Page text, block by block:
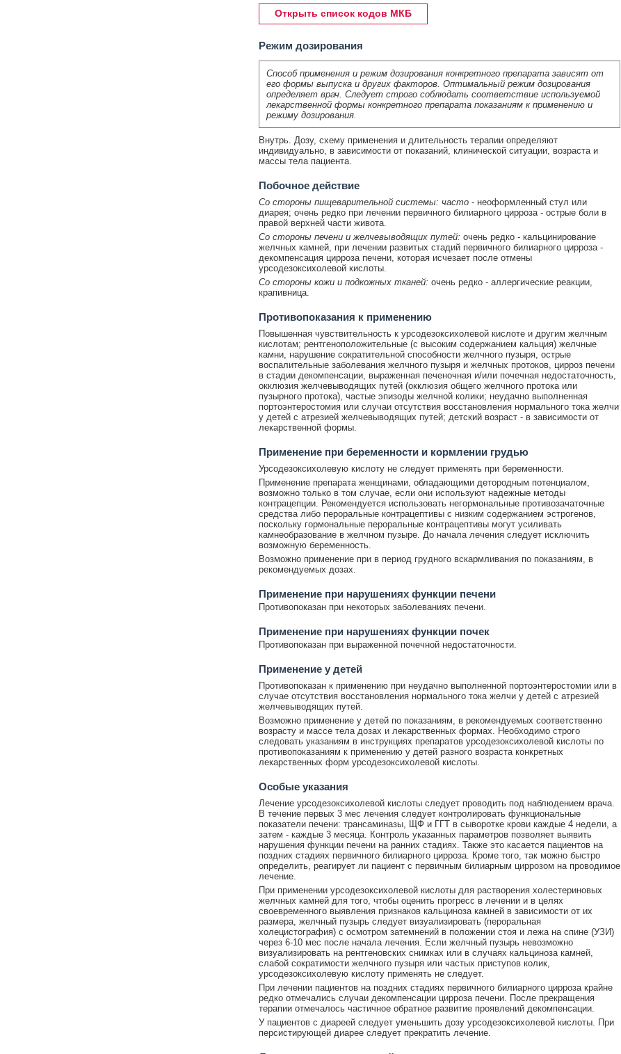
Открыть список кодов МКБ
Режим дозирования
Способ применения и режим дозирования конкретного препарата зависят от
его формы выпуска и других факторов. Оптимальный режим дозирования
определяет врач. Следует строго соблюдать соответствие используемой
лекарственной формы конкретного препарата показаниям к применению и
режиму дозирования.
Внутрь. Дозу, схему применения и длительность терапии определяют
индивидуально, в зависимости от показаний, клинической ситуации, возраста и
массы тела пациента.
Побочное действие
Со стороны пищеварительной системы: часто - неоформленный стул или
диарея; очень редко при лечении первичного билиарного цирроза - острые боли в
правой верхней части живота.
Со стороны печени и желчевыводящих путей: очень редко - кальцинирование
желчных камней, при лечении развитых стадий первичного билиарного цирроза -
декомпенсация цирроза печени, которая исчезает после отмены
урсодезоксихолевой кислоты.
Со стороны кожи и подкожных тканей: очень редко - аллергические реакции,
крапивница.
Противопоказания к применению
Повышенная чувствительность к урсодезоксихолевой кислоте и другим желчным
кислотам; рентгеноположительные (с высоким содержанием кальция) желчные
камни, нарушение сократительной способности желчного пузыря, острые
воспалительные заболевания желчного пузыря и желчных протоков, цирроз печени
в стадии декомпенсации, выраженная печеночная и/или почечная недостаточность,
окклюзия желчевыводящих путей (окклюзия общего желчного протока или
пузырного протока), частые эпизоды желчной колики; неудачно выполненная
портоэнтеростомия или случаи отсутствия восстановления нормального тока желчи
у детей с атрезией желчевыводящих путей; детский возраст - в зависимости от
лекарственной формы.
Применение при беременности и кормлении грудью
Урсодезоксихолевую кислоту не следует применять при беременности.
Применение препарата женщинами, обладающими детородным потенциалом,
возможно только в том случае, если они используют надежные методы
контрацепции. Рекомендуется использовать негормональные противозачаточные
средства либо пероральные контрацептивы с низким содержанием эстрогенов,
поскольку гормональные пероральные контрацептивы могут усиливать
камнеобразование в желчном пузыре. До начала лечения следует исключить
возможную беременность.
Возможно применение при в период грудного вскармливания по показаниям, в
рекомендуемых дозах.
Применение при нарушениях функции печени
Противопоказан при некоторых заболеваниях печени.
Применение при нарушениях функции почек
Противопоказан при выраженной почечной недостаточности.
Применение у детей
Противопоказан к применению при неудачно выполненной портоэнтеростомии или в
случае отсутствия восстановления нормального тока желчи у детей с атрезией
желчевыводящих путей.
Возможно применение у детей по показаниям, в рекомендуемых соответственно
возрасту и массе тела дозах и лекарственных формах. Необходимо строго
следовать указаниям в инструкциях препаратов урсодезоксихолевой кислоты по
противопоказаниям к применению у детей разного возраста конкретных
лекарственных форм урсодезоксихолевой кислоты.
Особые указания
Лечение урсодезоксихолевой кислоты следует проводить под наблюдением врача.
В течение первых 3 мес лечения следует контролировать функциональные
показатели печени: трансаминазы, ЩФ и ГГТ в сыворотке крови каждые 4 недели, а
затем - каждые 3 месяца. Контроль указанных параметров позволяет выявить
нарушения функции печени на ранних стадиях. Также это касается пациентов на
поздних стадиях первичного билиарного цирроза. Кроме того, так можно быстро
определить, реагирует ли пациент с первичным билиарным циррозом на проводимое
лечение.
При применении урсодезоксихолевой кислоты для растворения холестериновых
желчных камней для того, чтобы оценить прогресс в лечении и в целях
своевременного выявления признаков кальциноза камней в зависимости от их
размера, желчный пузырь следует визуализировать (пероральная
холецистография) с осмотром затемнений в положении стоя и лежа на спине (УЗИ)
через 6-10 мес после начала лечения. Если желчный пузырь невозможно
визуализировать на рентгеновских снимках или в случаях кальциноза камней,
слабой сократимости желчного пузыря или частых приступов колик,
урсодезоксихолевую кислоту применять не следует.
При лечении пациентов на поздних стадиях первичного билиарного цирроза крайне
редко отмечались случаи декомпенсации цирроза печени. После прекращения
терапии отмечалось частичное обратное развитие проявлений декомпенсации.
У пациентов с диареей следует уменьшить дозу урсодезоксихолевой кислоты. При
персистирующей диарее следует прекратить лечение.